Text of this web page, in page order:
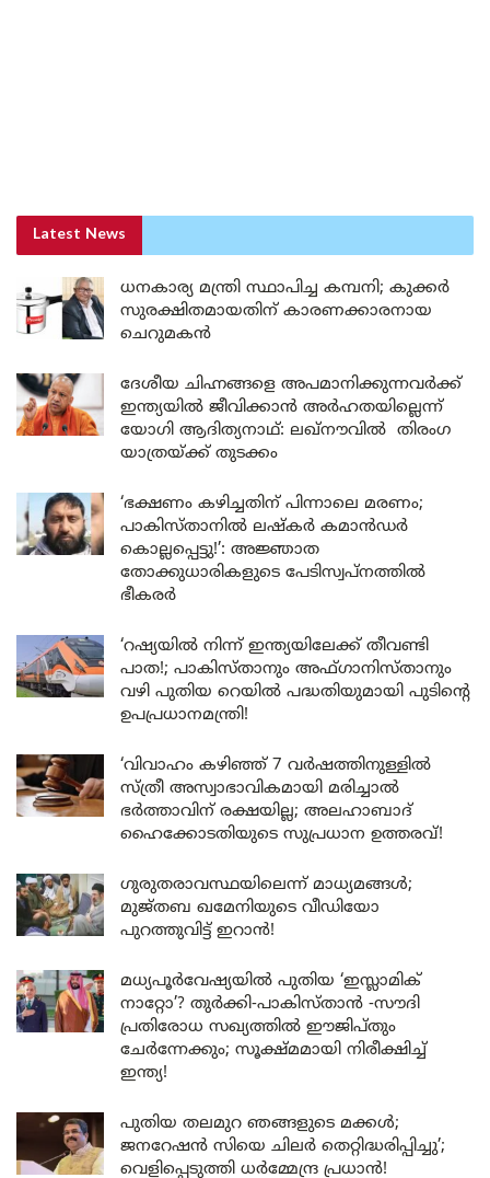
Latest News
ധനകാര്യ മന്ത്രി സ്ഥാപിച്ച കമ്പനി; കുക്കർ
സുരക്ഷിതമായതിന് കാരണക്കാരനായ
ചെറുമകൻ
ദേശീയ ചിഹ്നങ്ങളെ അപമാനിക്കുന്നവർക്ക്
ഇന്ത്യയിൽ ജീവിക്കാൻ അർഹതയില്ലെന്ന്
യോഗി ആദിത്യനാഥ്: ലഖ്‌നൗവിൽ തിരംഗ
യാത്രയ്ക്ക് തുടക്കം
‘ഭക്ഷണം കഴിച്ചതിന് പിന്നാലെ മരണം;
പാകിസ്താനിൽ ലഷ്കർ കമാൻഡർ
കൊല്ലപ്പെട്ടു!’: അജ്ഞാത
തോക്കുധാരികളുടെ പേടിസ്വപ്നത്തിൽ
ഭീകരർ
‘റഷ്യയിൽ നിന്ന് ഇന്ത്യയിലേക്ക് തീവണ്ടി
പാത!; പാകിസ്താനും അഫ്ഗാനിസ്താനും
വഴി പുതിയ റെയിൽ പദ്ധതിയുമായി പുടിന്റെ
ഉപപ്രധാനമന്ത്രി!
‘വിവാഹം കഴിഞ്ഞ് 7 വർഷത്തിനുള്ളിൽ
സ്ത്രീ അസ്വാഭാവികമായി മരിച്ചാൽ
ഭർത്താവിന് രക്ഷയില്ല; അലഹാബാദ്
ഹൈക്കോടതിയുടെ സുപ്രധാന ഉത്തരവ്!
ഗുരുതരാവസ്ഥയിലെന്ന് മാധ്യമങ്ങൾ;
മുജ്തബ ഖമേനിയുടെ വീഡിയോ
പുറത്തുവിട്ട് ഇറാൻ!
മധ്യപൂർവേഷ്യയിൽ പുതിയ ‘ഇസ്ലാമിക്
നാറ്റോ’? തുർക്കി-പാകിസ്താൻ -സൗദി
പ്രതിരോധ സഖ്യത്തിൽ ഈജിപ്തും
ചേർന്നേക്കും; സൂക്ഷ്മമായി നിരീക്ഷിച്ച്
ഇന്ത്യ!
പുതിയ തലമുറ ഞങ്ങളുടെ മക്കൾ;
ജനറേഷൻ സിയെ ചിലർ തെറ്റിദ്ധരിപ്പിച്ചു’;
വെളിപ്പെടുത്തി ധർമ്മേന്ദ്ര പ്രധാൻ!